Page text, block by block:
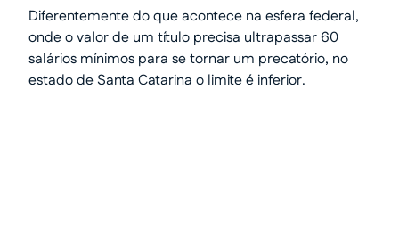
Diferentemente do que acontece na esfera federal,
onde o valor de um título precisa ultrapassar 60
salários mínimos para se tornar um precatório, no
estado de Santa Catarina o limite é inferior.